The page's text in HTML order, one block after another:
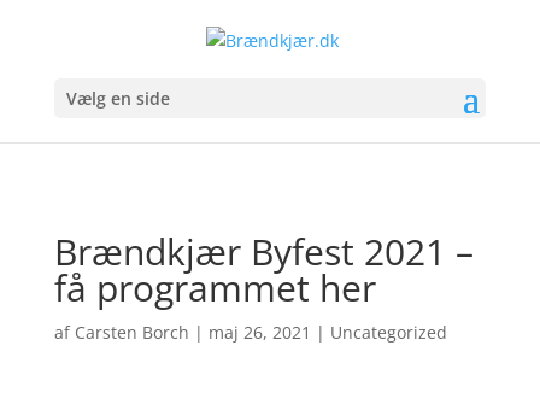
Vælg en side
Brændkjær Byfest 2021 –
få programmet her
af Carsten Borch | maj 26, 2021 | Uncategorized